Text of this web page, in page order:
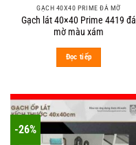
GẠCH 40X40 PRIME ĐÁ MỜ
Gạch lát 40×40 Prime 4419 đá
mờ màu xám
Đọc tiếp
-26%